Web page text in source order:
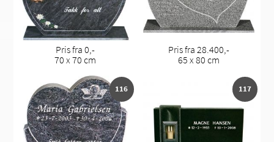
Pris fra 0,-
70 x 70 cm
Pris fra 28.400,-
65 x 80 cm
116 117